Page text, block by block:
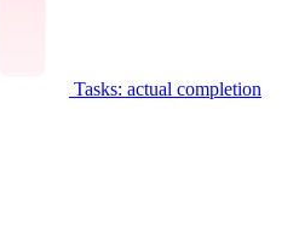
Tasks: actual completion